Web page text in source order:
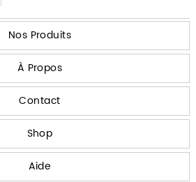
Nos Produits
À Propos
Contact
Shop
Aide